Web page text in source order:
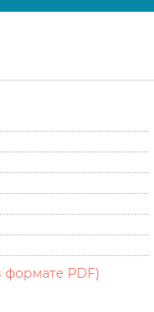
PDF)